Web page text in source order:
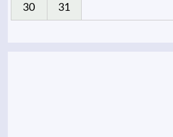
30 31